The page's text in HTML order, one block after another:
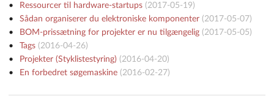
Ressourcer til hardware-startups(2017-05-19)
Sådan organiserer du elektroniske komponenter(2017-05-07)
BOM-prissætning for projekter er nu tilgængelig(2017-05-05)
Tags(2016-04-26)
Projekter (Styklistestyring) (2016-04-20)
En forbedret søgemaskine(2016-02-27)